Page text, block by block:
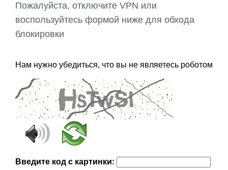
Пожалуйста, отключите VPN или
воспользуйтесь формой ниже для обхода
блокировки
Нам нужно убедиться, что вы не являетесь роботом
Введите код с картинки: